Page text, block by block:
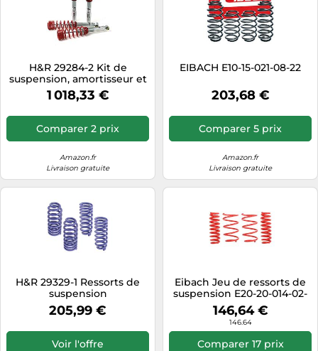
H&R 29284-2 Kit de
suspension, amortisseur et
ressort
1 018,33 €
Comparer 2 prix
Amazon.fr
Livraison gratuite
EIBACH E10-15-021-08-22
203,68 €
Comparer 5 prix
Amazon.fr
Livraison gratuite
H&R 29329-1 Ressorts de
suspension
205,99 €
Voir l'offre
Eibach Jeu de ressorts de
suspension E20-20-014-02-
22
146,64 €
146.64
Comparer 17 prix